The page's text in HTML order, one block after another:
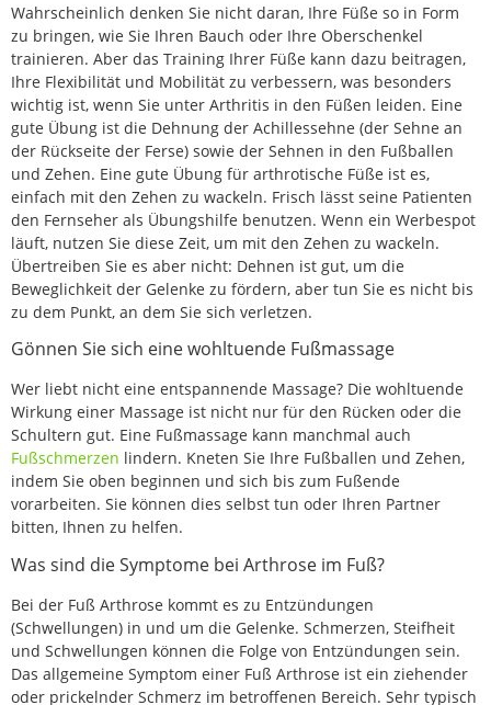
Wahrscheinlich denken Sie nicht daran, Ihre Füße so in Form
zu bringen, wie Sie Ihren Bauch oder Ihre Oberschenkel
trainieren. Aber das Training Ihrer Füße kann dazu beitragen,
Ihre Flexibilität und Mobilität zu verbessern, was besonders
wichtig ist, wenn Sie unter Arthritis in den Füßen leiden. Eine
gute Übung ist die Dehnung der Achillessehne (der Sehne an
der Rückseite der Ferse) sowie der Sehnen in den Fußballen
und Zehen. Eine gute Übung für arthrotische Füße ist es,
einfach mit den Zehen zu wackeln. Frisch lässt seine Patienten
den Fernseher als Übungshilfe benutzen. Wenn ein Werbespot
läuft, nutzen Sie diese Zeit, um mit den Zehen zu wackeln.
Übertreiben Sie es aber nicht: Dehnen ist gut, um die
Beweglichkeit der Gelenke zu fördern, aber tun Sie es nicht bis
zu dem Punkt, an dem Sie sich verletzen.
Gönnen Sie sich eine wohltuende Fußmassage
Wer liebt nicht eine entspannende Massage? Die wohltuende
Wirkung einer Massage ist nicht nur für den Rücken oder die
Schultern gut. Eine Fußmassage kann manchmal auch
Fußschmerzen lindern. Kneten Sie Ihre Fußballen und Zehen,
indem Sie oben beginnen und sich bis zum Fußende
vorarbeiten. Sie können dies selbst tun oder Ihren Partner
bitten, Ihnen zu helfen.
Was sind die Symptome bei Arthrose im Fuß?
Bei der Fuß Arthrose kommt es zu Entzündungen
(Schwellungen) in und um die Gelenke. Schmerzen, Steifheit
und Schwellungen können die Folge von Entzündungen sein.
Das allgemeine Symptom einer Fuß Arthrose ist ein ziehender
oder prickelnder Schmerz im betroffenen Bereich. Sehr typisch